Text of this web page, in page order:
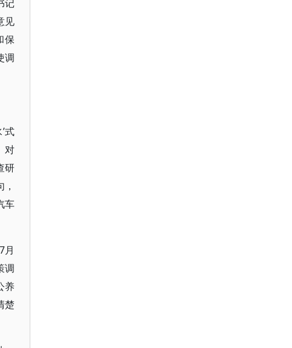
记
见
保
调
式
对
研
车
月
调
养
楚